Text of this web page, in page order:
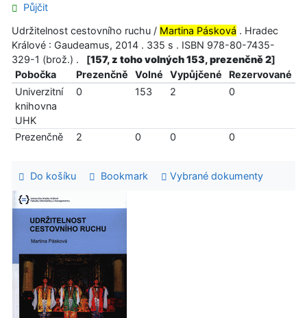
Půjčit
Udržitelnost cestovního ruchu / Martina Pásková . Hradec
Králové : Gaudeamus, 2014 . 335 s . ISBN 978-80-7435-
329-1 (brož.) .
[157, z toho volných 153, prezenčně 2]
Pobočka
Prezenčně Volné Vypůjčené
Rezervované
Univerzitní
knihovna
UHK
0 153 2 0
Prezenčně 2 0 0 0
Do košíku Bookmark Vybrané dokumenty